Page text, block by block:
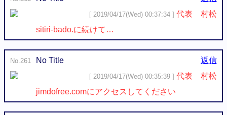
[ 2019/04/17(Wed) 00:37:34 ] 代表 村松
sitiri-bado.に続けて…
No.261 No Title 返信
[ 2019/04/17(Wed) 00:35:39 ] 代表 村松
jimdofree.comにアクセスしてください